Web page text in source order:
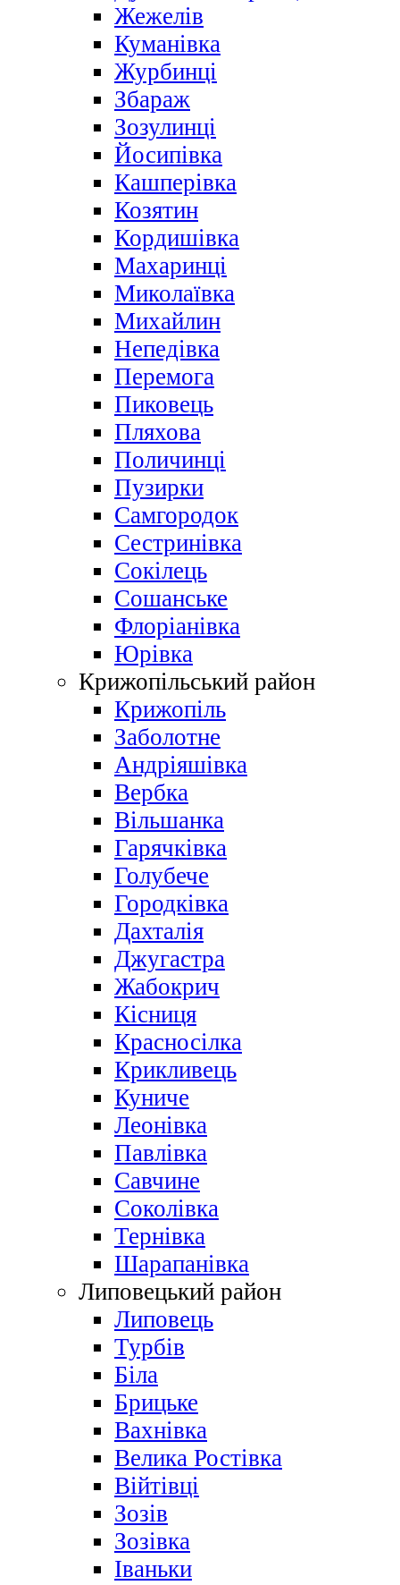
Жежелів
Куманівка
Журбинці
Збараж
Зозулинці
Йосипівка
Кашперівка
Козятин
Кордишівка
Махаринці
Миколаївка
Михайлин
Непедівка
Перемога
Пиковець
Пляхова
Поличинці
Пузирки
Самгородок
Сестринівка
Сокілець
Сошанське
Флоріанівка
Юрівка
Крижопільський район
Крижопіль
Заболотне
Андріяшівка
Вербка
Вільшанка
Гарячківка
Голубече
Городківка
Дахталія
Джугастра
Жабокрич
Кісниця
Красносілка
Крикливець
Куниче
Леонівка
Павлівка
Савчине
Соколівка
Тернівка
Шарапанівка
Липовецький район
Липовець
Турбів
Біла
Брицьке
Вахнівка
Велика Ростівка
Війтівці
Зозів
Зозівка
Іваньки